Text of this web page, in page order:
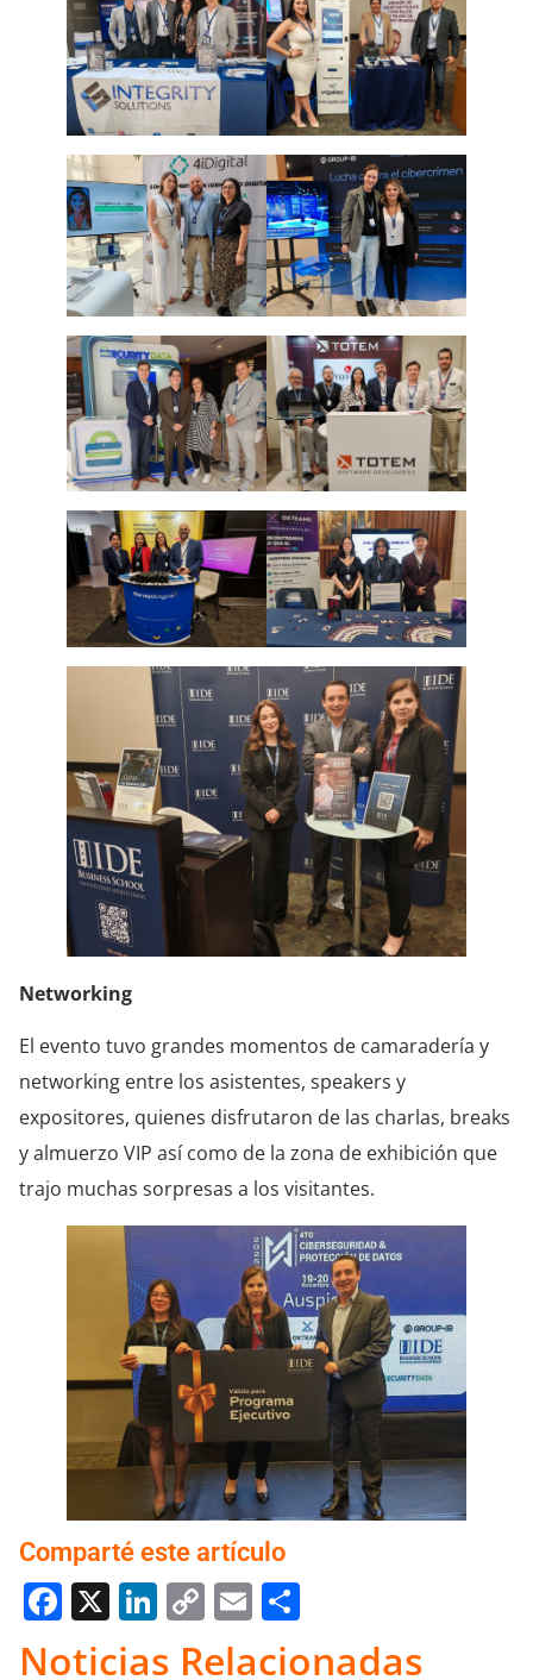
Networking
El evento tuvo grandes momentos de camaradería y
networking entre los asistentes, speakers y
expositores, quienes disfrutaron de las charlas, breaks
y almuerzo VIP así como de la zona de exhibición que
trajo muchas sorpresas a los visitantes.
Comparté este artículo
Facebook
X LinkedIn
Copy
Link
Email
Noticias Relacionadas